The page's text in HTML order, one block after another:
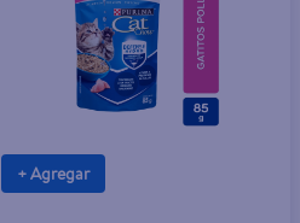
+ Agregar